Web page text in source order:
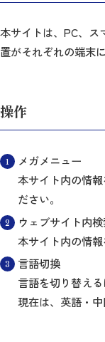
本サイトは、PC、ス
置がそれぞれの端末
操作
メガメニュー
本サイト内の情
ださい。
ウェブサイト内
本サイト内の情
言語切換
言語を切り替え
現在は、英語・